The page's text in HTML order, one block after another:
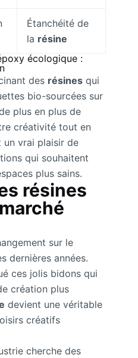
Étanchéité de
la résine
écologique :
des résines qui
bio-sourcées sur
plus en plus de
créativité tout en
un vrai plaisir de
qui souhaitent
plus sains.
résines
sur le
dernières années.
ces jolis bidons qui
création plus
devient une véritable
créatifs
cherche des